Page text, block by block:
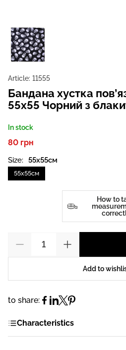
Article: 11555
Бандана хустка
55х55 Чорний з
In stock
80 грн
Size: 55х55см
55х55см
How to
Add to
to share:
Characteristics